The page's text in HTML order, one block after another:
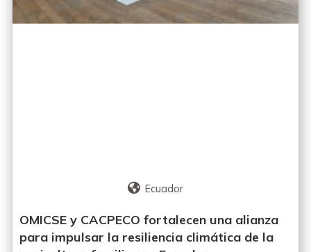
Ecuador
OMICSE y CACPECO fortalecen una alianza
para impulsar la resiliencia climática de la